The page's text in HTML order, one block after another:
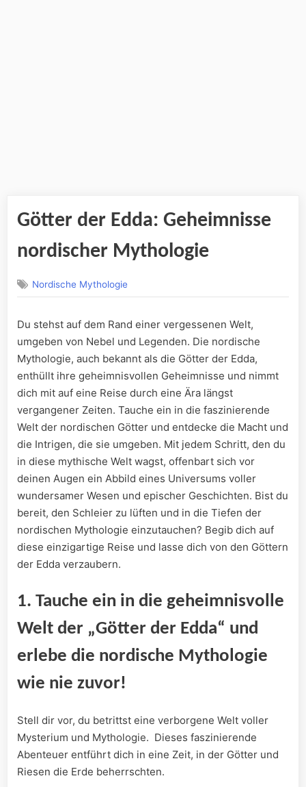
Götter der Edda: Geheimnisse
nordischer Mythologie
Nordische Mythologie
Du stehst⁢ auf dem Rand einer vergessenen Welt,
umgeben von Nebel und Legenden. Die ‌nordische
Mythologie, auch bekannt als die Götter der Edda,
enthüllt ihre⁣ geheimnisvollen Geheimnisse ⁢und nimmt
dich mit auf eine Reise durch eine Ära längst
⁢vergangener Zeiten. Tauche ein in die faszinierende
Welt der nordischen Götter und entdecke die ⁤Macht ​und
die ​Intrigen, die sie umgeben. Mit jedem ‍Schritt, den du
in diese ​mythische ‍Welt ‍wagst, offenbart sich vor
deinen Augen ein Abbild⁣ eines Universums voller⁣
wundersamer Wesen und epischer Geschichten. ‌Bist du
bereit, den Schleier⁣ zu⁢ lüften und in die‍ Tiefen der
nordischen‌ Mythologie einzutauchen?⁣ Begib dich auf
diese einzigartige ‌Reise und lasse dich von den Göttern
der Edda verzaubern.
1.⁢ Tauche ein in ‍die ⁢geheimnisvolle
Welt der „Götter der Edda“ und
erlebe die nordische Mythologie
wie nie zuvor!
Stell dir vor, du betrittst‌ eine verborgene Welt voller
Mysterium und Mythologie. ⁢ Dieses faszinierende
Abenteuer entführt dich in eine Zeit, in der Götter und⁤
Riesen die Erde beherrschten.